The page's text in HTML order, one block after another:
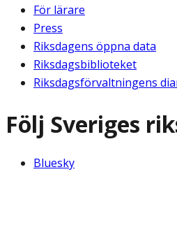
För lärare
Press
Riksdagens öppna data
Riksdagsbiblioteket
Riksdagsförvaltningens
Följ Sveriges
Bluesky